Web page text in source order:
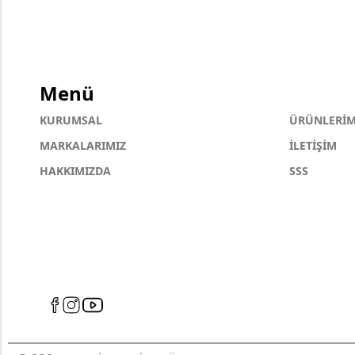
Menü
KURUMSAL
MARKALARIMIZ
İLETİŞİM
HAKKIMIZDA
SSS